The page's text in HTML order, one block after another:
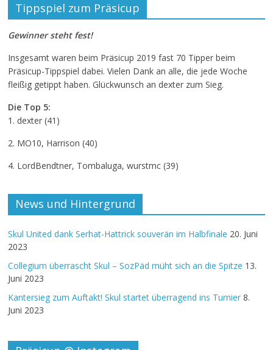
Tippspiel zum Präsicup
Gewinner steht fest!
Insgesamt waren beim Präsicup 2019 fast 70 Tipper beim
Präsicup-Tippspiel dabei. Vielen Dank an alle, die jede Woche
fleißig getippt haben. Glückwunsch an dexter zum Sieg.
Die Top 5:
1. dexter (41)
2. MO10, Harrison (40)
4. LordBendtner, Tombaluga, wurstmc (39)
News und Hintergrund
Skul United dank Serhat-Hattrick souverän im Halbfinale 20. Juni
2023
Collegium überrascht Skul – SozPäd müht sich an die Spitze 13.
Juni 2023
Kantersieg zum Auftakt! Skul startet überragend ins Turnier 8.
Juni 2023